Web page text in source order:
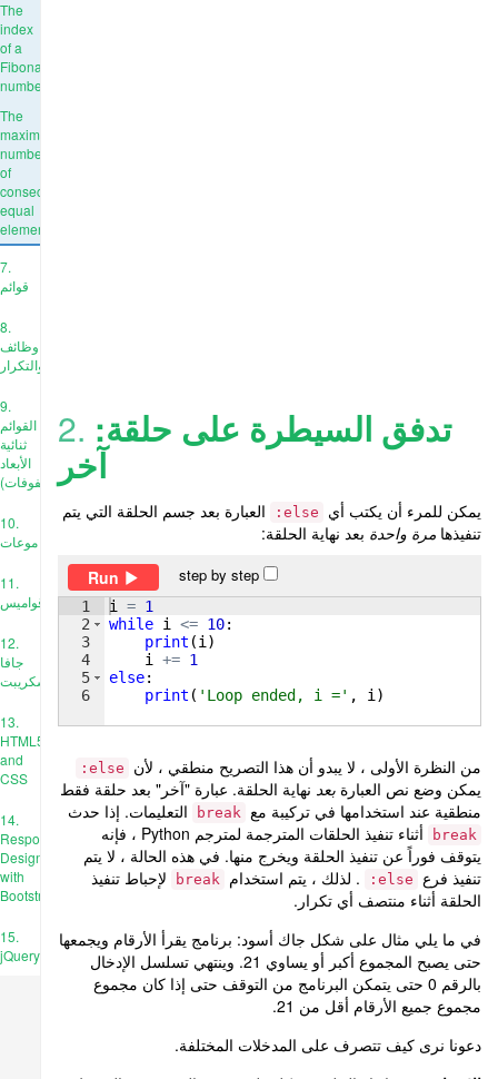
The
index
of a
Fibonacci
number
The
maximum
number
of
consecutive
equal
elements
7.
قوائم
8.
وظائف
والتكرار
9.
القوائم
ثنائية
الأبعاد
(المصفوفات)
10.
موعات
11.
قواميس
12.
جافا
سكريبت
13.
HTML5
and
CSS
14.
Responsive
Design
with
Bootstrap
15.
jQuery
2. تدفق السيطرة على حلقة:
آخر
يمكن للمرء أن يكتب أي else:
العبارة بعد جسم الحلقة التي يتم
تنفيذها مرة واحدة بعد نهاية الحلقة:
Run
step by step
1
2
3
4
5
6
i = 1
while i <= 10:
print (i )
i
+= 1
else:
print ( 'Loop ended, i =' , i )
من النظرة الأولى ، لا يبدو أن هذا التصريح منطقي ، لأن else:
يمكن وضع نص العبارة بعد نهاية الحلقة. عبارة "آخر" بعد حلقة فقط
منطقية عند استخدامها في تركيبة مع
break التعليمات. إذا حدث
break
أثناء تنفيذ الحلقات المترجمة لمترجم Python ، فإنه
يتوقف فوراً عن تنفيذ الحلقة ويخرج منها. في هذه الحالة ، لا يتم
تنفيذ فرع
else: . لذلك ، يتم استخدام break
لإحباط تنفيذ
الحلقة أثناء منتصف أي تكرار.
في ما يلي مثال على شكل جاك أسود: برنامج يقرأ الأرقام ويجمعها
حتى يصبح المجموع أكبر أو يساوي 21. وينتهي تسلسل الإدخال
بالرقم 0 حتى يتمكن البرنامج من التوقف حتى إذا كان مجموع
مجموع جميع الأرقام أقل من 21.
دعونا نرى كيف تتصرف على المدخلات المختلفة.